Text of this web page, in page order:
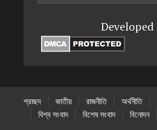
প্রচ্ছদ জাতীয় রাজনীতি অর্থনীতি
বিশ্ব সংবাদ
বিশেষ সংবাদ বিনোদন